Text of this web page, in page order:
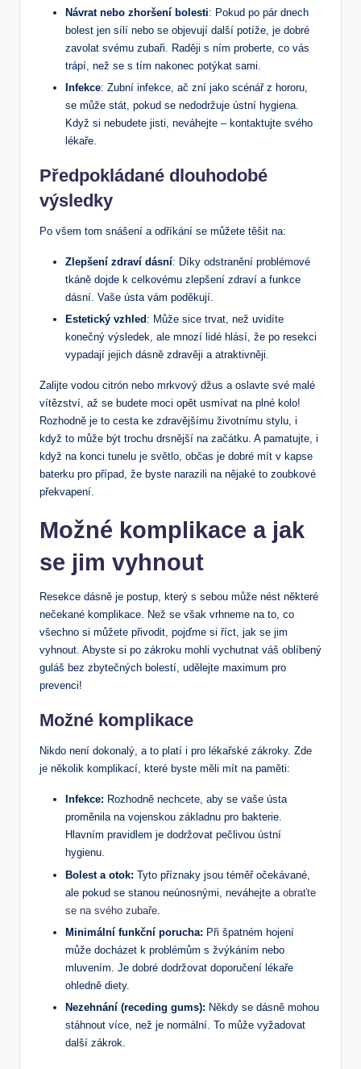
Návrat nebo zhoršení bolesti: Pokud po pár dnech
bolest jen sílí nebo se objevují další potíže, je dobré
zavolat svému zubaři. Raději s ním proberte, co vás
trápí, než se s tím nakonec potýkat sami.
Infekce: Zubní infekce, ač zní jako scénář z hororu,
se může stát, pokud se nedodržuje ústní hygiena.
Když si nebudete jisti, neváhejte – kontaktujte svého
lékaře.
Předpokládané dlouhodobé
výsledky
Po všem tom snášení a odříkání se můžete těšit na:
Zlepšení zdraví dásní: Díky odstranění problémové
tkáně dojde k celkovému zlepšení zdraví a funkce
dásní. Vaše ústa vám poděkují.
Estetický vzhled : Může sice trvat, než uvidíte
konečný výsledek, ale mnozí lidé hlásí, že po resekci
vypadají jejich dásně zdravěji a atraktivněji.
Zalijte vodou citrón nebo mrkvový džus a oslavte své malé
vítězství, až se budete moci opět usmívat na plné kolo!
Rozhodně je to cesta ke zdravějšímu životnímu stylu, i
když to může být trochu drsnější na začátku. A pamatujte, i
když na konci tunelu je světlo, občas je dobré mít v kapse
baterku pro případ, že byste narazili na nějaké to zoubkové
překvapení.
Možné komplikace a jak
se jim vyhnout
Resekce dásně je postup, který s sebou může nést některé
nečekané komplikace. Než se však vrhneme na to, co
všechno si můžete přivodit, pojďme si říct, jak se jim
vyhnout. Abyste si po zákroku mohli vychutnat váš oblíbený
guláš bez zbytečných bolestí, udělejte maximum pro
prevenci!
Možné komplikace
Nikdo není dokonalý, a to platí i pro lékařské zákroky. Zde
je několik komplikací, které byste měli mít na paměti:
Infekce: Rozhodně nechcete, aby se vaše ústa
proměnila na vojenskou základnu pro bakterie.
Hlavním pravidlem je dodržovat pečlivou ústní
hygienu.
Bolest a otok: Tyto příznaky jsou téměř očekávané,
ale pokud se stanou neúnosnými, neváhejte a obraťte
se na svého zubaře
Minimální funkční porucha: Při špatném hojení
může docházet k problémům s žvýkáním nebo
mluvením. Je dobré dodržovat doporučení lékaře
ohledně diety.
Nezehnání (receding gums): Někdy se dásně mohou
stáhnout více, než je normální. To může vyžadovat
další zákrok.